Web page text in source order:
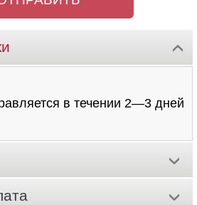
в течении 2—3 дней